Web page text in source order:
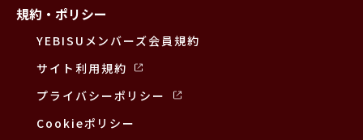
規約・ポリシー
YEBISUメンバーズ会員規約
サイト利用規約
プライバシーポリシー
Cookieポリシー